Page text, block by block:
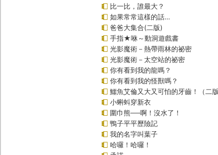
比一比，誰最大？
如果常常這樣的話…
爸爸大集合(二版)
手指★咻～動洞遊戲書
光影魔術－熱帶雨林的祕密
光影魔術－太空站的祕密
你有看到我的龍嗎？
你有看到我的怪獸嗎？
鱷魚艾倫又大又可怕的牙齒！（二
小蝌蚪穿新衣
圍巾熊──啊！沒水了！
鴨子平平歷險記
我的名字叫葉子
哈囉！哈囉！